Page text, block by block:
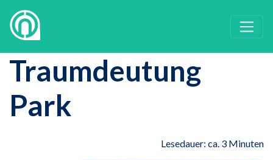
Traumdeutung
Park
Lesedauer: ca. 3 Minuten